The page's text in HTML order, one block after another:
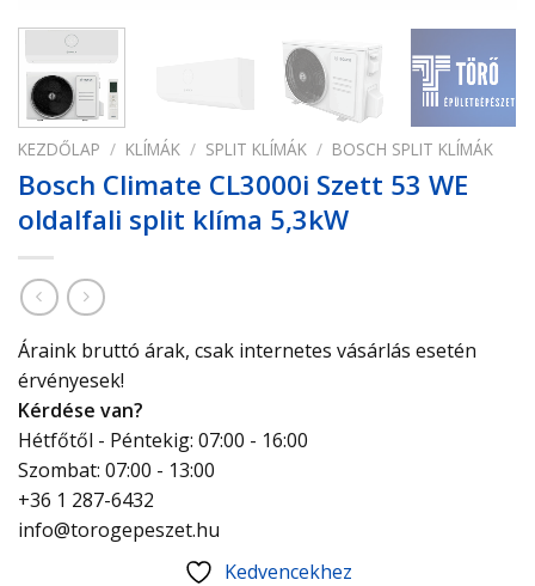
KEZDŐLAP / KLÍMÁK / SPLIT KLÍMÁK / BOSCH SPLIT KLÍMÁK
Bosch Climate CL3000i Szett 53 WE
oldalfali split klíma 5,3kW
Áraink bruttó árak, csak internetes vásárlás esetén
érvényesek!
Kérdése van?
Hétfőtől - Péntekig: 07:00 - 16:00
Szombat: 07:00 - 13:00
+36 1 287-6432
info@torogepeszet.hu
Kedvencekhez